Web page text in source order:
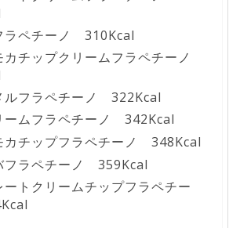
ラペチーノ 310Kcal
カチップクリームフラペチーノ
ルフラペチーノ 322Kcal
ームフラペチーノ 342Kcal
カチップフラペチーノ 348Kcal
フラペチーノ 359Kcal
ートクリームチップフラペチー